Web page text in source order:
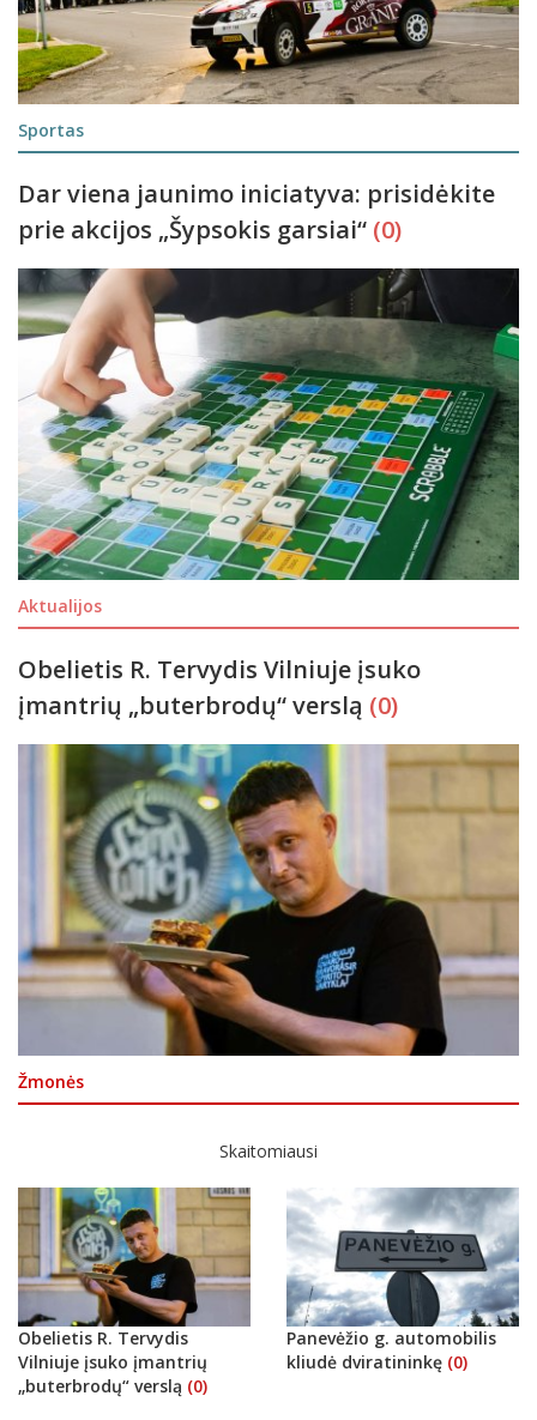
Sportas
Dar viena jaunimo iniciatyva: prisidėkite
prie akcijos „Šypsokis garsiai“ (0)
Aktualijos
Obelietis R. Tervydis Vilniuje įsuko
įmantrių „buterbrodų“ verslą (0)
Žmonės
Skaitomiausi
Obelietis R. Tervydis
Vilniuje įsuko įmantrių
„buterbrodų“ verslą (0)
Panevėžio g. automobilis
kliudė dviratininkę (0)